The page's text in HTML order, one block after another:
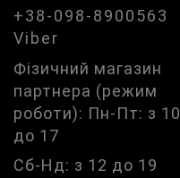
+38-098-8900563
Viber
Фізичний магазин
партнера (режим
роботи): Пн-Пт: з 10
до 17
Сб-Нд: з 12 до 19